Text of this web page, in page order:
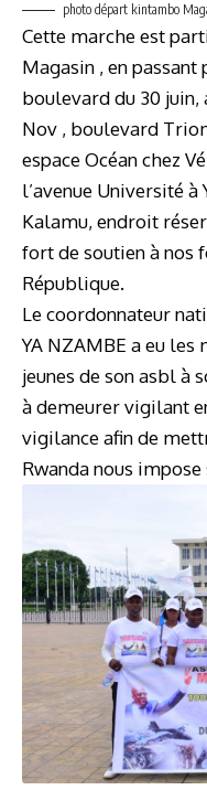
photo départ kintambo
Cette marche est
Magasin , en
boulevard du 30 juin,
Nov , boulevard
espace Océan chez
l’avenue Université
Kalamu, endroit
fort de soutien à nos
République.
Le coordonnateur
YA NZAMBE a eu
jeunes de son asbl à
à demeurer vigilant
vigilance afin de
Rwanda nous